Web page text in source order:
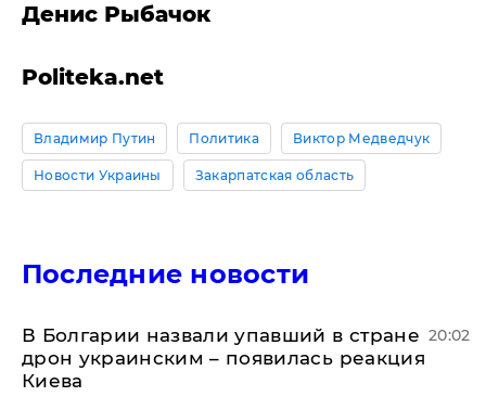
Денис Рыбачок
Politeka.net
Владимир Путин Политика Виктор Медведчук
Новости Украины Закарпатская область
Последние новости
В Болгарии назвали упавший в стране
дрон украинским – появилась реакция
Киева
20:02